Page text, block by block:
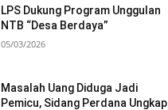
LPS Dukung Program Unggulan
NTB “Desa Berdaya”
05/03/2026
Masalah Uang Diduga Jadi
Pemicu, Sidang Perdana Ungkap